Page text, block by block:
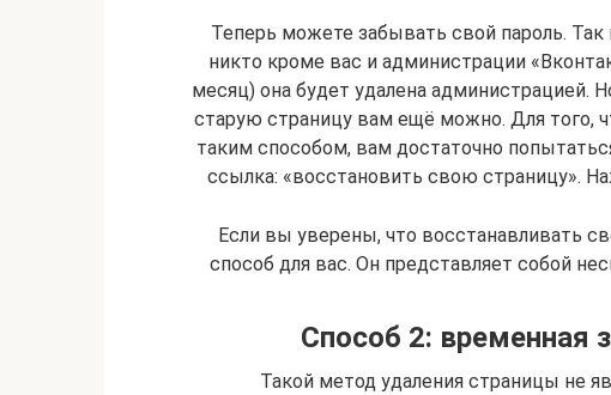
Теперь можете забывать свой пароль.
никто кроме вас и администрации
месяц) она будет удалена администрацией.
старую страницу вам ещё можно. Для того,
таким способом, вам достаточно
ссылка: «восстановить свою страницу».
Если вы уверены, что восстанавливать
способ для вас. Он представляет собой
Способ 2: временная
Такой метод удаления страницы не